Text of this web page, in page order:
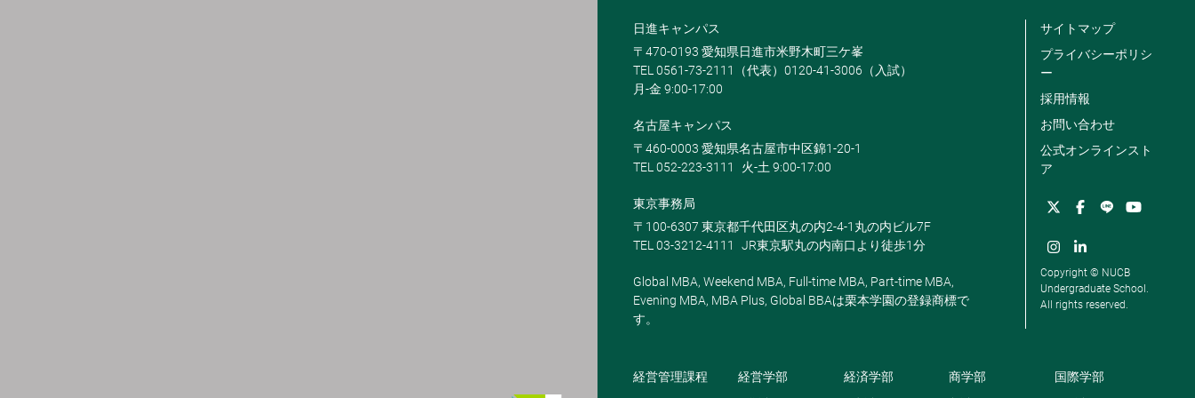
日進キャンパス
〒470-0193 愛知県日進市米野木町三ケ峯
TEL 0561-73-2111（代表）0120-41-3006（入試）
月-金 9:00-17:00
名古屋キャンパス
〒460-0003 愛知県名古屋市中区錦1-20-1
TEL 052-223-3111
火-土 9:00-17:00
東京事務局
〒100-6307 東京都千代田区丸の内2-4-1丸の内ビル7F
TEL 03-3212-4111
JR東京駅丸の内南口より徒歩1分
Global MBA, Weekend MBA, Full-time MBA, Part-time MBA,
Evening MBA, MBA Plus, Global BBAは栗本学園の登録商標で
す。
サイトマップ
プライバシーポリシ
ー
採用情報
お問い合わせ
公式オンラインスト
ア
Copyright © NUCB
Undergraduate School.
All rights reserved.
経営管理課程 経営学部 経済学部 商学部 国際学部